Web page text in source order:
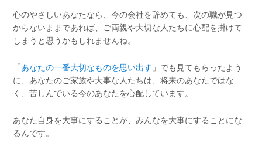
心のやさしいあなたなら、今の会社を辞めても、次の職が見つ
からないままであれば、ご両親や大切な人たちに心配を掛けて
しまうと思うかもしれませんね。
「あなたの一番大切なものを思い出す 」でも見てもらったよう
に、あなたのご家族や大事な人たちは、将来のあなたではな
く、苦しんでいる今のあなたを心配しています。
あなた自身を大事にすることが、みんなを大事にすることにな
るんです。